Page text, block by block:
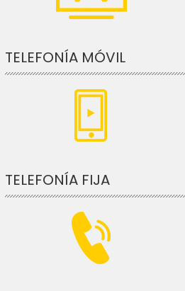
TELEFONÍA MÓVIL
TELEFONÍA FIJA